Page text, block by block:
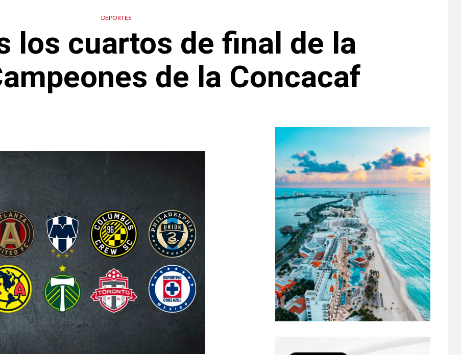
DEPORTES
los cuartos de final de la
de la Concacaf